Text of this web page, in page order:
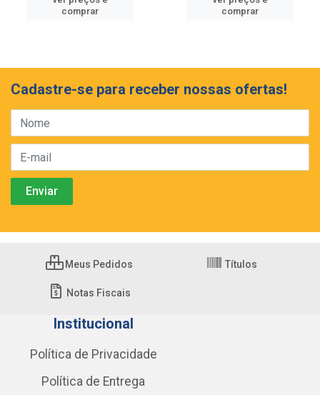
comprar
comprar
Cadastre-se para receber nossas ofertas!
Meus Pedidos Títulos
Notas Fiscais
Institucional
Política de Privacidade
Política de Entrega